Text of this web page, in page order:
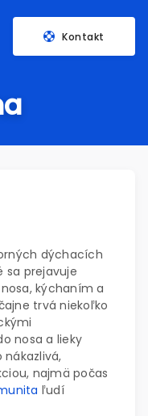
Kontakt
dýchacích
sa prejavuje
kýchaním a
trvá niekoľko
nosa a lieky
nákazlivá,
najmä počas
ľudí